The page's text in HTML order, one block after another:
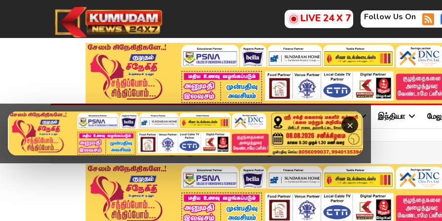
LIVE 24 X 7 Follow Us On
×
முகப்பு விளையாட்டு அண்மை தமிழ்நாடு சினிமா அரசியல் விளையாட்டு இந்தியா
Home வீடியோ ஸ்டோரி கொளத்தூரில் மு.க ஸ்டாலின் பின்னடைவு.. முன்னிலைய...